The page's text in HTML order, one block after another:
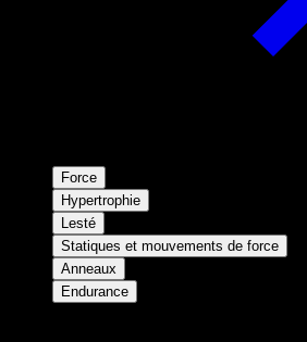
Force
Hypertrophie
Lesté
Statiques et mouvements de force
Anneaux
Endurance